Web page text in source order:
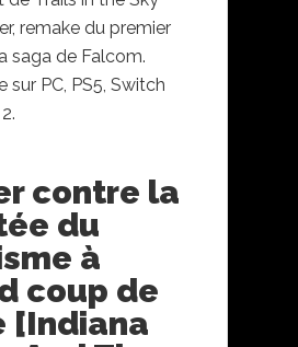
remake du premier
saga de Falcom.
sur PC, PS5, Switch
contre la
du
à
coup de
[Indiana